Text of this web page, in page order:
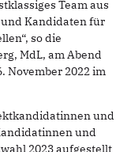
Team aus
Kandidaten für
so die
MdL, am Abend
November 2022 im
und
und
2023 aufgestellt